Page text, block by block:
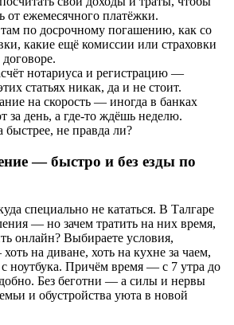
от ежемесячного платёжки.
по досрочному погашению, как со
какие ещё комиссии или страховки
нотариуса и регистрацию —
статьях никак, да и не стоит.
на скорость — иногда в банках
за день, а где-то ждёшь неделю.
быстрее, не правда ли?
— быстро и без езды по
специально не кататься. В Талгаре
— но зачем тратить на них время,
онлайн? Выбираете условия,
на диване, хоть на кухне за чаем,
с ноутбука. Причём время — с 7 утра до
Без беготни — а силы и нервы
и обустройства уюта в новой